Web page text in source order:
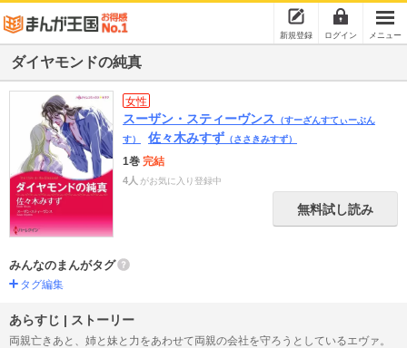
新規登録 ログイン メニュー
ダイヤモンドの純真
女性
スーザン・スティーヴンス （すーざんすてぃーぶん
す）
佐々木みすず （ささきみすず）
1巻 完結
4人 がお気に入り登録中
無料試し読み
みんなのまんがタグ
タグ編集
あらすじ | ストーリー
両親亡きあと、姉と妹と力をあわせて両親の会社を守ろうとしているエヴァ。